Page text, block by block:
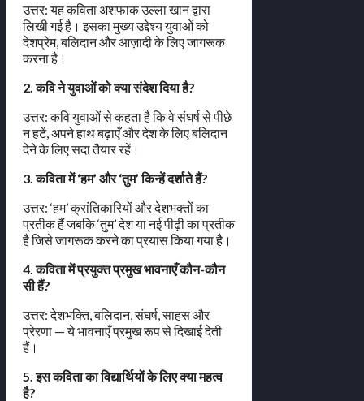
उत्तर: यह कविता अशफाक उल्ला खान द्वारा
लिखी गई है। इसका मुख्य उद्देश्य युवाओं को
देशप्रेम, बलिदान और आज़ादी के लिए जागरूक
करना है।
2. कवि ने युवाओं को क्या संदेश दिया है?
उत्तर: कवि युवाओं से कहता है कि वे संघर्ष से पीछे
न हटें, अपने हाथ बढ़ाएँ और देश के लिए बलिदान
देने के लिए सदा तैयार रहें।
3. कविता में ‘हम’ और ‘तुम’ किन्हें दर्शाते हैं?
उत्तर: ‘हम’ क्रांतिकारियों और देशभक्तों का
प्रतीक हैं जबकि ‘तुम’ देश या नई पीढ़ी का प्रतीक
है जिसे जागरूक करने का प्रयास किया गया है।
4. कविता में प्रयुक्त प्रमुख भावनाएँ कौन-कौन
सी हैं?
उत्तर: देशभक्ति, बलिदान, संघर्ष, साहस और
प्रेरणा — ये भावनाएँ प्रमुख रूप से दिखाई देती
हैं।
5. इस कविता का विद्यार्थियों के लिए क्या महत्व
है?